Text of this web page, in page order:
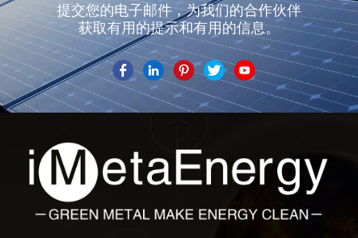
提交您的电子邮件，为我们的合作伙伴
获取有用的提示和有用的信息。